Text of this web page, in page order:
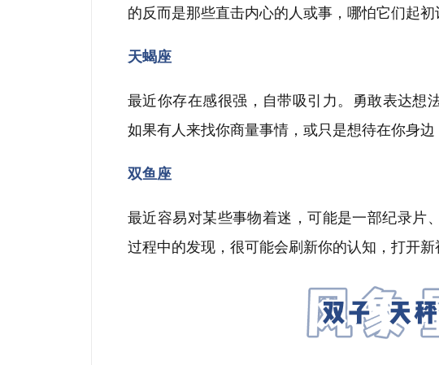
的反而是那些直击内心的人或事，哪怕它们起初
天蝎座
最近你存在感很强，自带吸引力。勇敢表达想
如果有人来找你商量事情，或只是想待在你身边
双鱼座
最近容易对某些事物着迷，可能是一部纪录片
过程中的发现，很可能会刷新你的认知，打开新